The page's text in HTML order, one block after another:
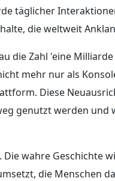
täglicher
die weltweit
die Zahl 'eine
mehr nur als
Diese
genutzt werden und
wahre Geschichte
die Menschen